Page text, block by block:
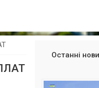
Останні